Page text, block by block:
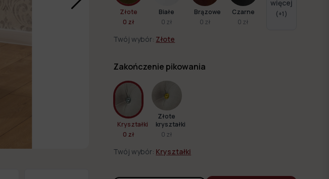
Złote
0 zł
Białe
0 zł
Brązowe
0 zł
Czarne
0 zł
więcej
(+1)
Twój wybór: Złote
Zakończenie pikowania
Kryształki
0 zł
Złote
kryształki
0 zł
Twój wybór: Kryształki